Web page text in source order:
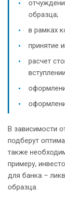
образца;
в рамках
принятие
расчет
В зависимости
подберут
также
примеру,
для банка –
образца.